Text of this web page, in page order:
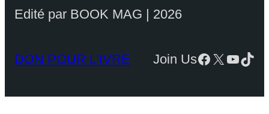
Edité par BOOK MAG | 2026
DON POUR L’IVRE Join Us